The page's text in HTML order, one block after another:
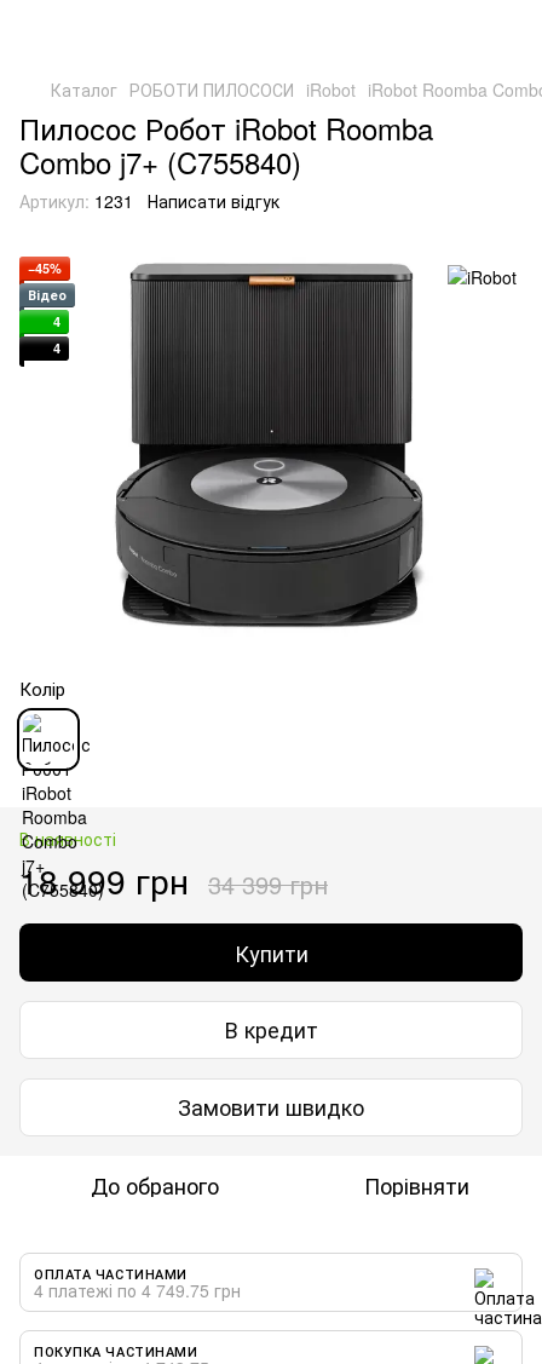
Каталог РОБОТИ ПИЛОСОСИ iRobot iRobot Roomba
Пилосос Робот iRobot Roomba
Combo j7+ (C755840)
Артикул: 1231 Написати відгук
−45%
Відео
4
4
Колір
В наявності
18 999 грн 34 399 грн
Купити
В кредит
Замовити швидко
До обраного Порівняти
ОПЛАТА ЧАСТИНАМИ
4 платежі по 4 749.75 грн
ПОКУПКА ЧАСТИНАМИ